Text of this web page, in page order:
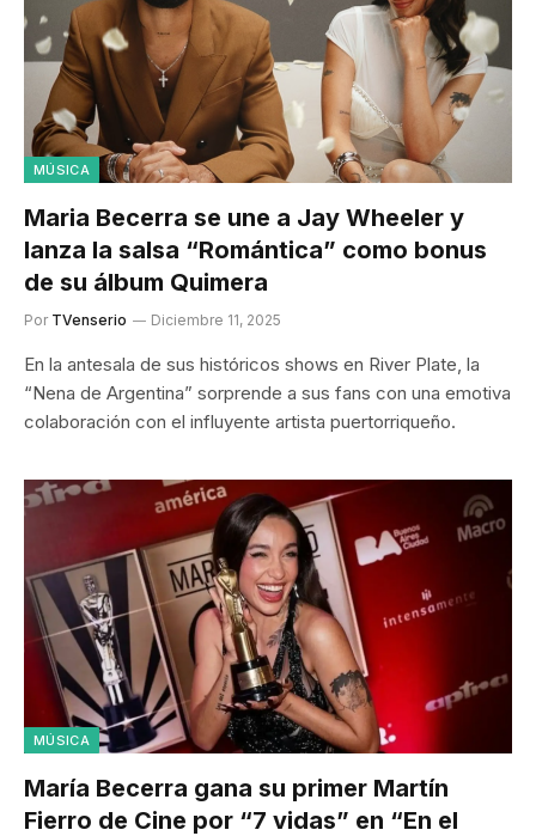
MÚSICA
Maria Becerra se une a Jay Wheeler y
lanza la salsa “Romántica” como bonus
de su álbum Quimera
Por TVenserio Diciembre 11, 2025
En la antesala de sus históricos shows en River Plate, la
“Nena de Argentina” sorprende a sus fans con una emotiva
colaboración con el influyente artista puertorriqueño.
MÚSICA
María Becerra gana su primer Martín
Fierro de Cine por “7 vidas” en “En el